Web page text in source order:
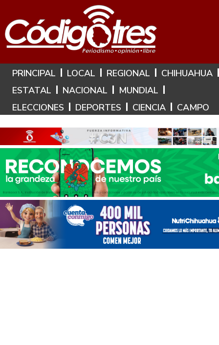
Hoy es: 9 de Agosto de 2026
PRINCIPAL LOCAL REGIONAL
CHIHUAHUA
ESTATAL
NACIONAL
MUNDIAL
ELECCIONES
DEPORTES CIENCIA CAMPO